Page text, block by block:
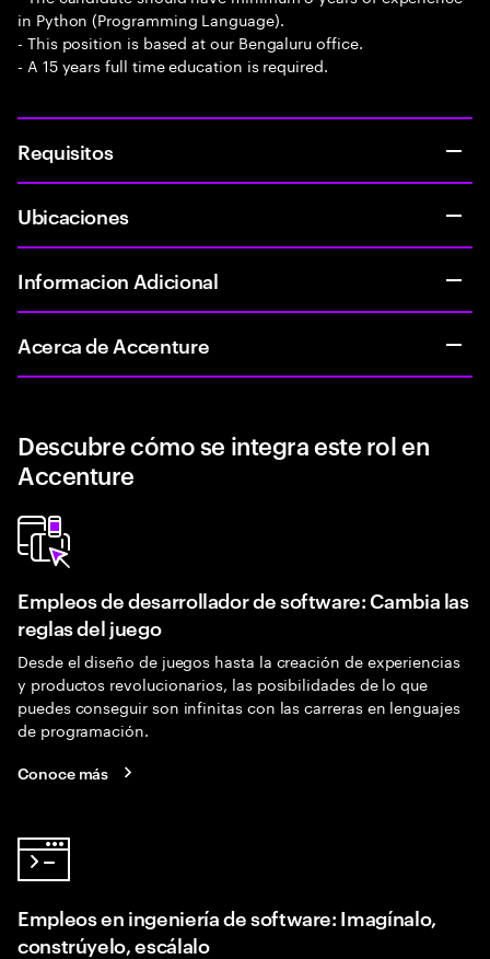
in Python (Programming Language).
- This position is based at our Bengaluru office.
- A 15 years full time education is required.
Requisitos
Ubicaciones
Informacion Adicional
Acerca de Accenture
Descubre cómo se integra este rol en
Accenture
Empleos de desarrollador de software: Cambia las
reglas del juego
Desde el diseño de juegos hasta la creación de experiencias
y productos revolucionarios, las posibilidades de lo que
puedes conseguir son infinitas con las carreras en lenguajes
de programación.
Conoce más
Empleos en ingeniería de software: Imagínalo,
constrúyelo, escálalo